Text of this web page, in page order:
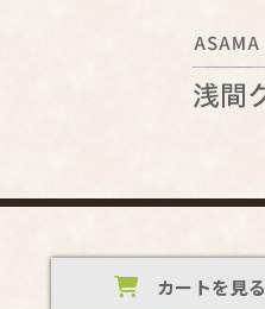
カートを見る